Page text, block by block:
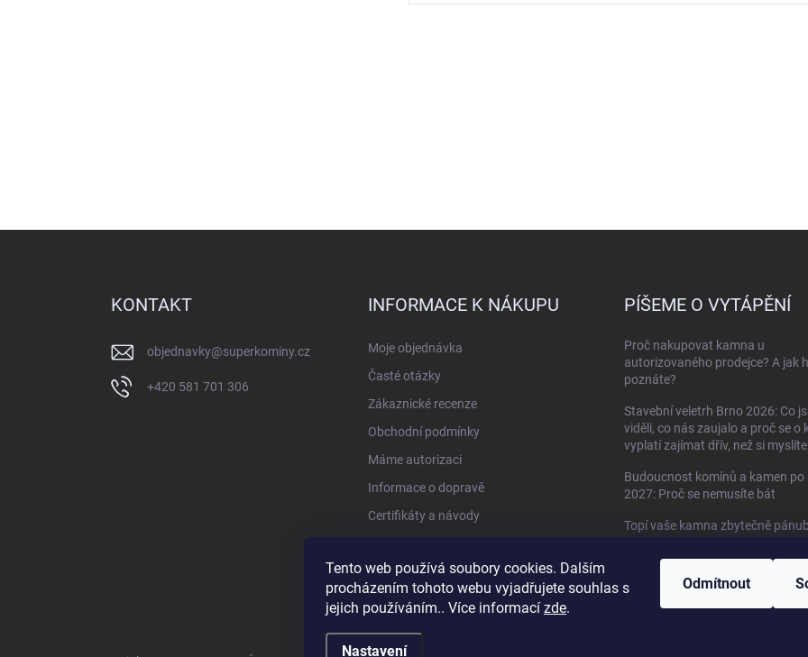
Tento web používá soubory cookies. Dalším
procházením tohoto webu vyjadřujete souhlas s
jejich používáním.. Více informací zde.
Nastavení
Odmítnout
KONTAKT
objednavky@superkominy.cz
+420 581 701 306
INFORMACE K NÁKUPU
Moje objednávka
Časté otázky
Zákaznické recenze
Obchodní podmínky
Máme autorizaci
Informace o dopravě
Certifikáty a návody
PÍŠEME O VYTÁPĚNÍ
Proč nakupovat kamna u
autorizovaného prodejce? A jak
poznáte?
Stavební veletrh Brno 2026: Co
viděli, co nás zaujalo a proč se o
vyplatí zajímat dřív, než si myslíte
Budoucnost komínů a kamen po
2027: Proč se nemusíte bát
Topí vaše kamna zbytečně
HETA Scan-Line 920B s troubou